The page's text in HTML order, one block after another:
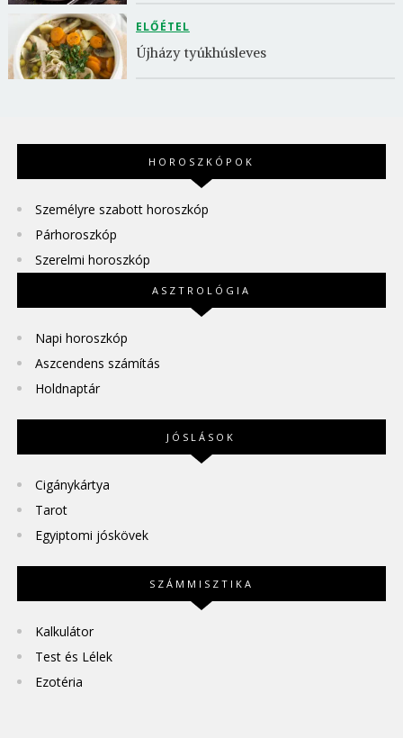
ELŐÉTEL
Újházy tyúkhúsleves
HOROSZKÓPOK
Személyre szabott horoszkóp
Párhoroszkóp
Szerelmi horoszkóp
ASZTROLÓGIA
Napi horoszkóp
Aszcendens számítás
Holdnaptár
JÓSLÁSOK
Cigánykártya
Tarot
Egyiptomi jóskövek
SZÁMMISZTIKA
Kalkulátor
Test és Lélek
Ezotéria